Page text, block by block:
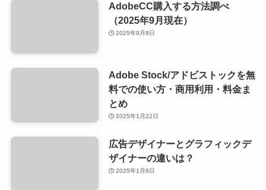
AdobeCC購入する方法調べ
（2025年9月現在）
2025年9月8日
Adobe Stock/アドビストックを無
料での使い方・商用利用・料金ま
とめ
2025年1月22日
広告デザイナーとグラフィックデ
ザイナーの違いは？
2025年1月8日